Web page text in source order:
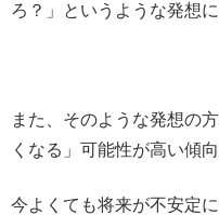
ろ？」というような発想に
また、そのような発想の
くなる」可能性が高い傾
今よくても将来が不安定に